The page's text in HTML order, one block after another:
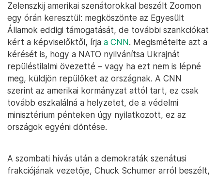
Zelenszkij amerikai szenátorokkal beszélt Zoomon
egy órán keresztül: megköszönte az Egyesült
Államok eddigi támogatását, de további szankciókat
kért a képviselőktől, írja a CNN. Megismételte azt a
kérését is, hogy a NATO nyilvánítsa Ukrajnát
repüléstilalmi övezetté – vagy ha ezt nem is lépné
meg, küldjön repülőket az országnak. A CNN
szerint az amerikai kormányzat attól tart, ez csak
tovább eszkalálná a helyzetet, de a védelmi
minisztérium pénteken úgy nyilatkozott, ez az
országok egyéni döntése.
A szombati hívás után a demokraták szenátusi
frakciójának vezetője, Chuck Schumer arról beszélt,